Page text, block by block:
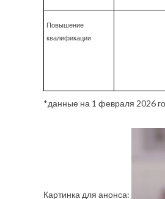
Повышение
квалификации
*данные на 1 февраля 2026
Картинка для анонса: